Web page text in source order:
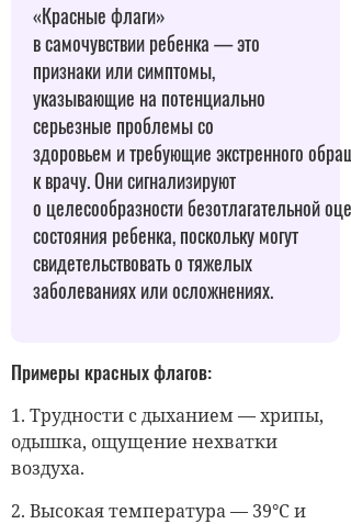
«Красные флаги»
в самочувствии ребенка — это
признаки или симптомы,
указывающие на потенциально
серьезные проблемы со
здоровьем и требующие экстренного
к врачу. Они сигнализируют
о целесообразности безотлагательной
состояния ребенка, поскольку могут
свидетельствовать о тяжелых
заболеваниях или осложнениях.
Примеры красных флагов:
1. Трудности с дыханием — хрипы,
одышка, ощущение нехватки
воздуха.
2. Высокая температура — 39°C и